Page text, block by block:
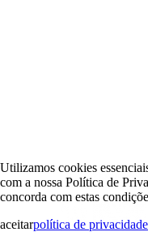
Utilizamos cookies
com a nossa Política de
concorda com estas
aceitarpolítica de privacidade